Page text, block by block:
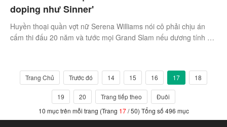
doping như Sinner'
Huyền thoại quần vợt nữ Serena Williams nói cô phải chịu án
cấm thi đấu 20 năm và tước mọi Grand Slam nếu dương tính với
Trang Chủ Trước đó 14 15 16 17 18
19 20 Trang tiếp theo
Đuôi
10 mục trên mỗi trang (Trang 17/ 50) Tổng số 496 mục